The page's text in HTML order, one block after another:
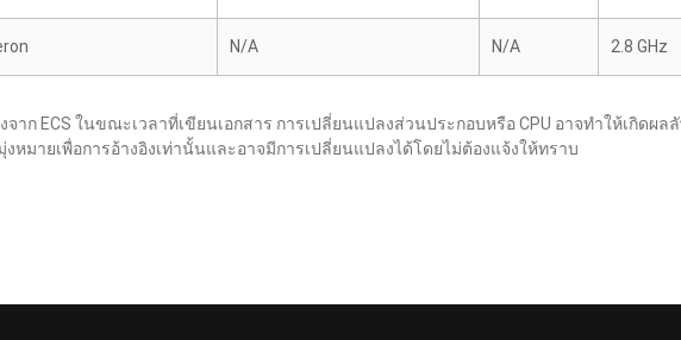
N/A N/A 2.8 GHz
าก ECS ในขณะเวลาที่เขียนเอกสาร การเปลี่ยนแปลงส่วนประกอบหรือ CPU อาจทำให้เกิดผล
หมายเพื่อการอ้างอิงเท่านั้นและอาจมีการเปลี่ยนแปลงได้โดยไม่ต้องแจ้งให้ทราบ